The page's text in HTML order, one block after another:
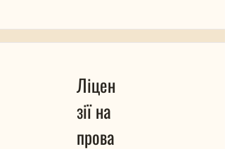
Ліцен
зії на
прова